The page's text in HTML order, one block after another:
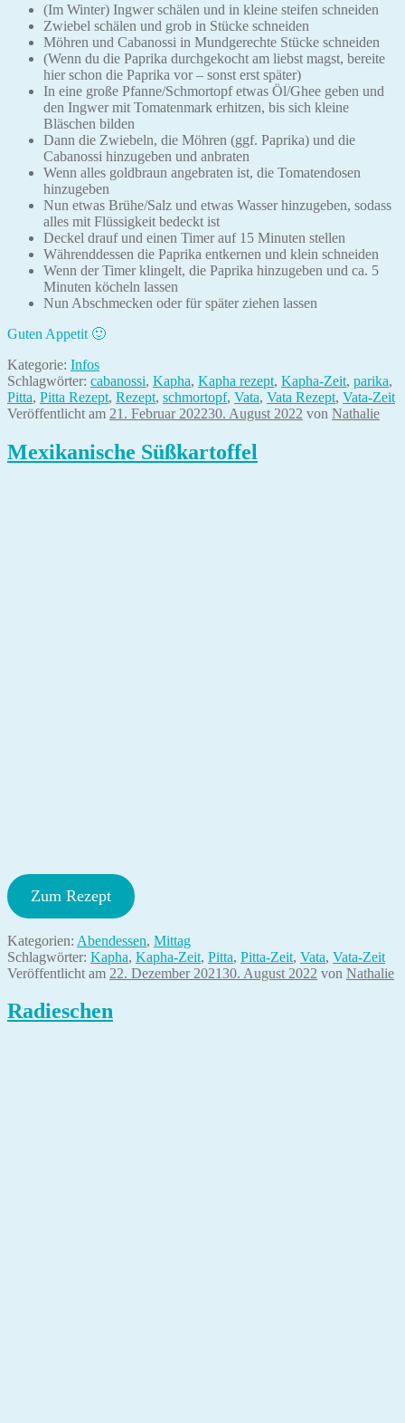
(Im Winter) Ingwer schälen und in kleine steifen schneiden
Zwiebel schälen und grob in Stücke schneiden
Möhren und Cabanossi in Mundgerechte Stücke schneiden
(Wenn du die Paprika durchgekocht am liebst magst, bereite
hier schon die Paprika vor – sonst erst später)
In eine große Pfanne/Schmortopf etwas Öl/Ghee geben und
den Ingwer mit Tomatenmark erhitzen, bis sich kleine
Bläschen bilden
Dann die Zwiebeln, die Möhren (ggf. Paprika) und die
Cabanossi hinzugeben und anbraten
Wenn alles goldbraun angebraten ist, die Tomatendosen
hinzugeben
Nun etwas Brühe/Salz und etwas Wasser hinzugeben, sodass
alles mit Flüssigkeit bedeckt ist
Deckel drauf und einen Timer auf 15 Minuten stellen
Währenddessen die Paprika entkernen und klein schneiden
Wenn der Timer klingelt, die Paprika hinzugeben und ca. 5
Minuten köcheln lassen
Nun Abschmecken oder für später ziehen lassen
Guten Appetit 🙂
Kategorie: Infos
Schlagwörter: cabanossi, Kapha, Kapha rezept, Kapha-Zeit, parika,
Pitta, Pitta Rezept, Rezept, schmortopf, Vata, Vata Rezept, Vata-Zeit
Veröffentlicht am 21. Februar 202230. August 2022 von Nathalie
Mexikanische Süßkartoffel
Zum Rezept
Kategorien: Abendessen, Mittag
Schlagwörter: Kapha, Kapha-Zeit, Pitta, Pitta-Zeit, Vata, Vata-Zeit
Veröffentlicht am 22. Dezember 202130. August 2022 von Nathalie
Radieschen